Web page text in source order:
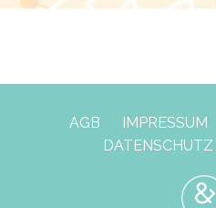
AGB IMPRESSUM
DATENSCHUTZ